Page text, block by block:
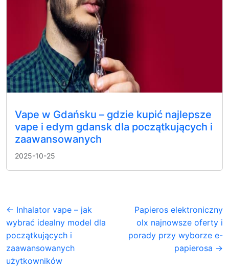
Vape w Gdańsku – gdzie kupić najlepsze
vape i edym gdansk dla początkujących i
zaawansowanych
2025-10-25
← Inhalator vape – jak
wybrać idealny model dla
początkujących i
zaawansowanych
użytkowników
Papieros elektroniczny
olx najnowsze oferty i
porady przy wyborze e-
papierosa →